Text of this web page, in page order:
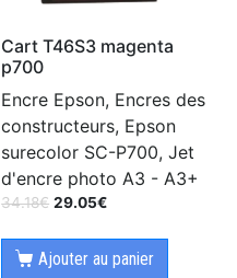
Cart T46S3 magenta
p700
Encre Epson, Encres des
constructeurs, Epson
surecolor SC-P700, Jet
d'encre photo A3 - A3+
34.18€ 29.05€
Ajouter au panier